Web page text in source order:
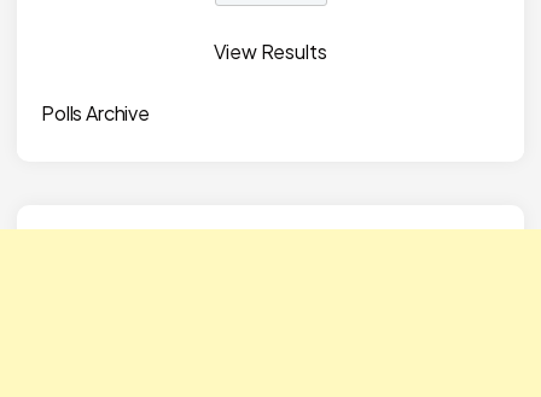
View Results
Polls Archive